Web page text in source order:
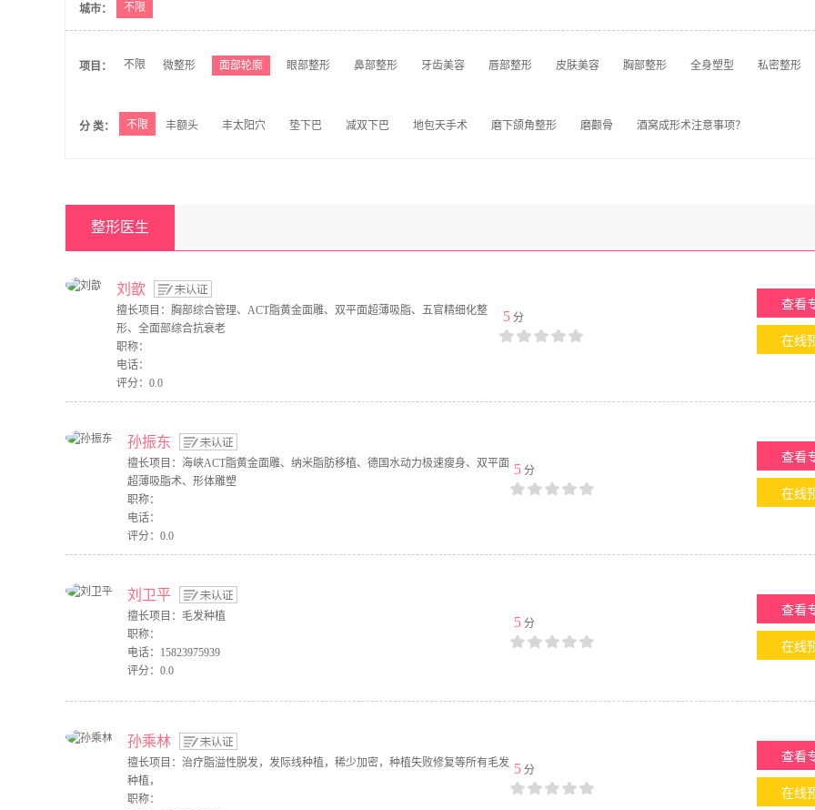
城市： 不限
项目： 微整形 面部轮廓 眼部整形 鼻部整形 牙齿美容 唇部整形 皮肤美容 胸部整形 全身塑型 私密整形
不限
分 类： 丰额头 丰太阳穴 垫下巴 减双下巴 地包天手术 磨下颌角整形 磨颧骨 酒窝成形术注意事项？
不限
整形医生
刘歆
擅长项目：胸部综合管理、ACT脂黄金面雕、双平面超薄吸脂、五官精细化整
形、全面部综合抗衰老
职称：
电话：
评分：0.0
5 分
查看
在线
孙振东
擅长项目：海峡ACT脂黄金面雕、纳米脂肪移植、德国水动力极速瘦身、双平面
超薄吸脂术、形体雕塑
职称：
电话：
评分：0.0
5 分
查看
在线
刘卫平
擅长项目：毛发种植
职称：
电话：15823975939
评分：0.0
5 分
查看
在线
孙乘林
擅长项目：治疗脂溢性脱发，发际线种植，稀少加密，种植失败修复等所有毛发
种植，
职称：
5 分
查看
在线